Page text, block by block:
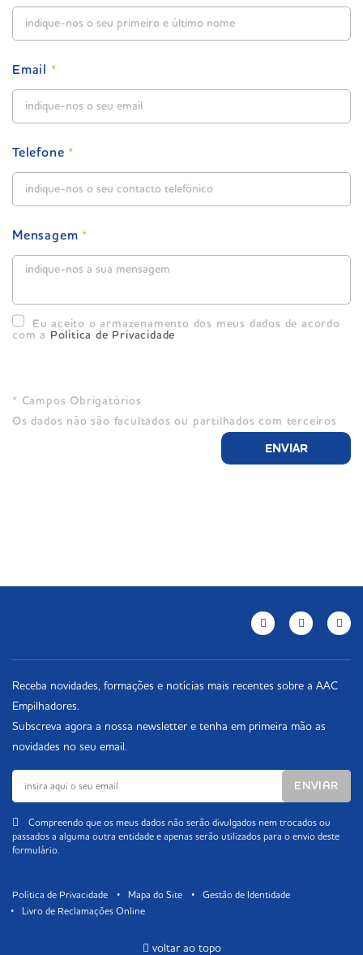
Email *
Telefone *
Mensagem *
Eu aceito o armazenamento dos meus dados de acordo
com a Política de Privacidade
* Campos Obrigatórios
Os dados não são facultados ou partilhados com terceiros
Receba novidades, formações e notícias mais recentes sobre a AAC
Empilhadores.
Subscreva agora a nossa newsletter e tenha em primeira mão as
novidades no seu email.
Compreendo que os meus dados não serão divulgados nem trocados ou
passados a alguma outra entidade e apenas serão utilizados para o envio deste
formulário.
Política de Privacidade Mapa do Site
Gestão de Identidade
Livro de Reclamações Online
voltar ao topo